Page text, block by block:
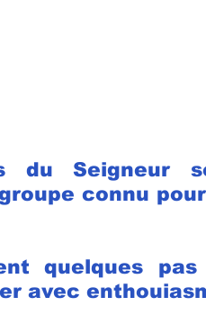
du Seigneur
connu
quelques pas
avec